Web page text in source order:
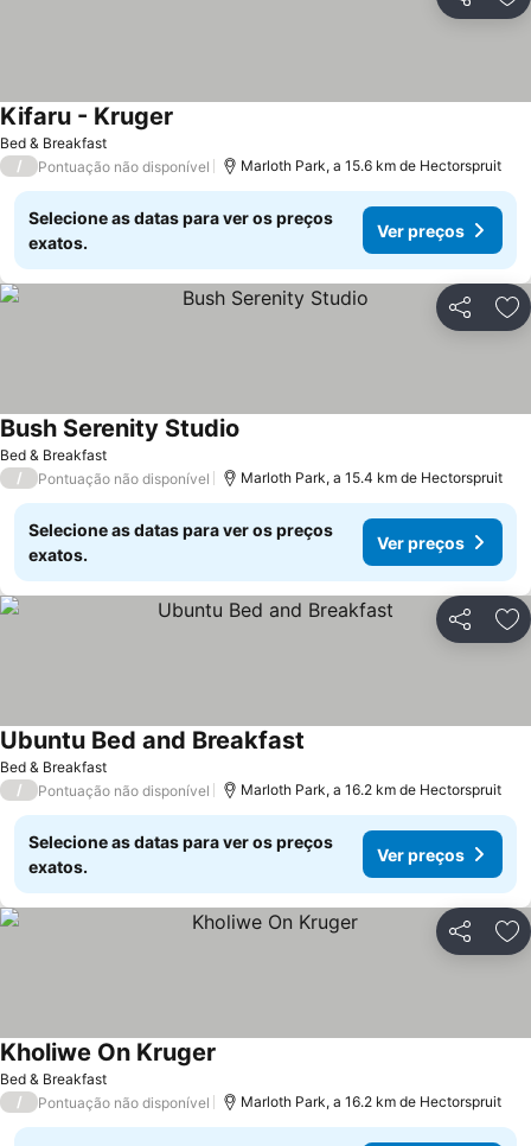
Partilhar
Bed & Breakfast
Kifaru - Kruger
/ Pontuação não disponível Marloth Park, a 15.6 km de Hectorspruit
Selecione as datas para ver os preços
exatos.
Ver preços
Partilhar
Bed & Breakfast
Bush Serenity Studio
/ Pontuação não disponível Marloth Park, a 15.4 km de Hectorspruit
Selecione as datas para ver os preços
exatos.
Ver preços
Partilhar
Bed & Breakfast
Ubuntu Bed and Breakfast
/ Pontuação não disponível Marloth Park, a 16.2 km de Hectorspruit
Selecione as datas para ver os preços
exatos.
Ver preços
Partilhar
Bed & Breakfast
Kholiwe On Kruger
/ Pontuação não disponível Marloth Park, a 16.2 km de Hectorspruit